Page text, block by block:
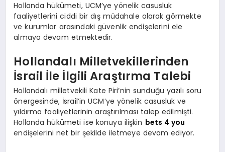
Hollanda hükümeti, UCM’ye yönelik casusluk
faaliyetlerini ciddi bir dış müdahale olarak görmekte
ve kurumlar arasındaki güvenlik endişelerini ele
almaya devam etmektedir.
Hollandalı Milletvekillerinden
İsrail İle İlgili Araştırma Talebi
Hollandalı milletvekili Kate Piri’nin sunduğu yazılı soru
önergesinde, İsrail’in UCM’ye yönelik casusluk ve
yıldırma faaliyetlerinin araştırılması talep edilmişti.
Hollanda hükümeti ise konuya ilişkin bets 4 you
endişelerini net bir şekilde iletmeye devam ediyor.